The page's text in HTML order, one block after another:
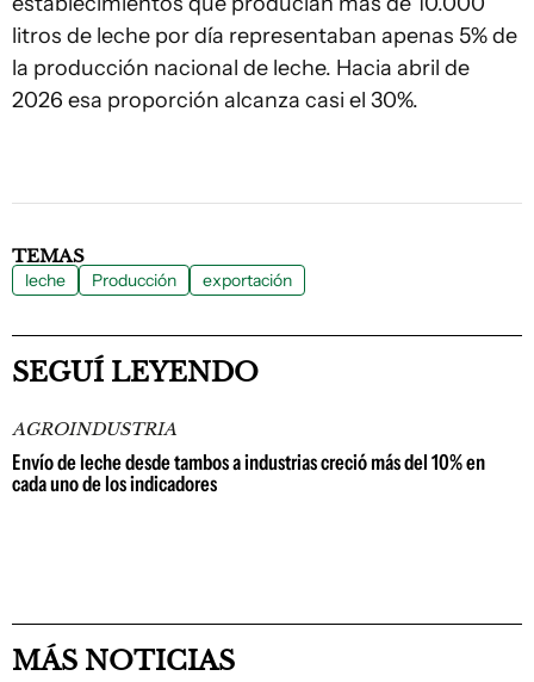
litros de leche por día representaban apenas 5% de
la producción nacional de leche. Hacia abril de
2026 esa proporción alcanza casi el 30%.
TEMAS
leche Producción exportación
SEGUÍ LEYENDO
AGROINDUSTRIA
Envío de leche desde tambos a industrias creció más del 10% en
cada uno de los indicadores
MÁS NOTICIAS